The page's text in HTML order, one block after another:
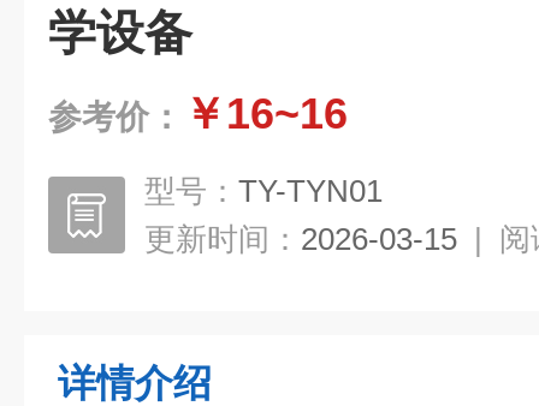
学设备
参考价： ￥16~16
型号： TY-TYN01
更新时间： 2026-03-15 | 阅
详情介绍